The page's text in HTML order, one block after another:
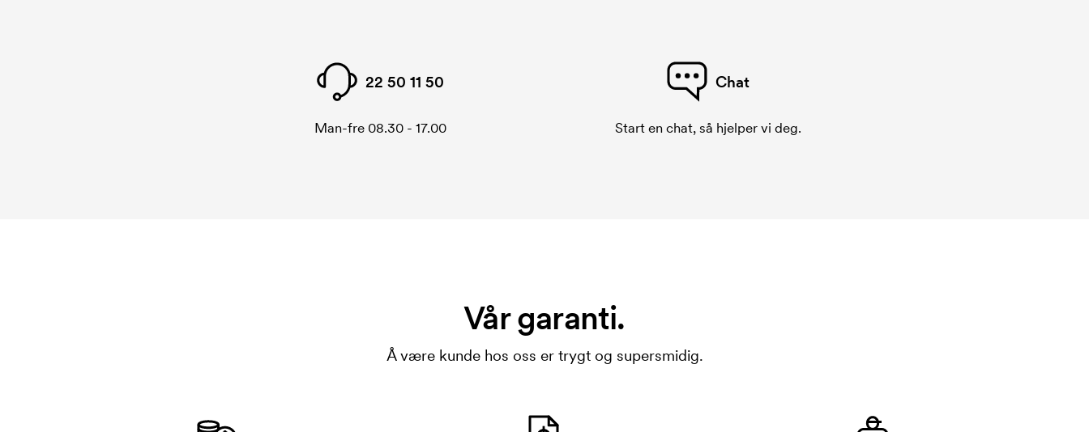
22 50 11 50
Man-fre 08.30 - 17.00
Chat
Start en chat, så hjelper vi deg.
Vår garanti.
Å være kunde hos oss er trygt og supersmidig.